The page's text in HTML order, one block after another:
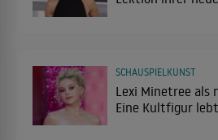
Lexi Minetree als
Eine Kultfigur
SCHAUSPIELKUNST